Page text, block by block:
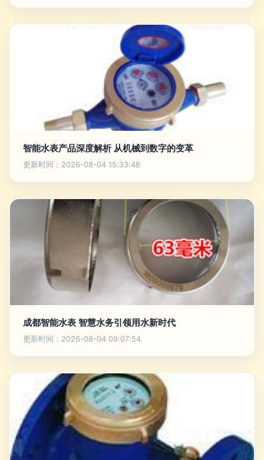
智能水表产品深度解析 从机械到数字的变革
更新时间：2026-08-04 15:33:48
成都智能水表 智慧水务引领用水新时代
更新时间：2026-08-04 09:07:54